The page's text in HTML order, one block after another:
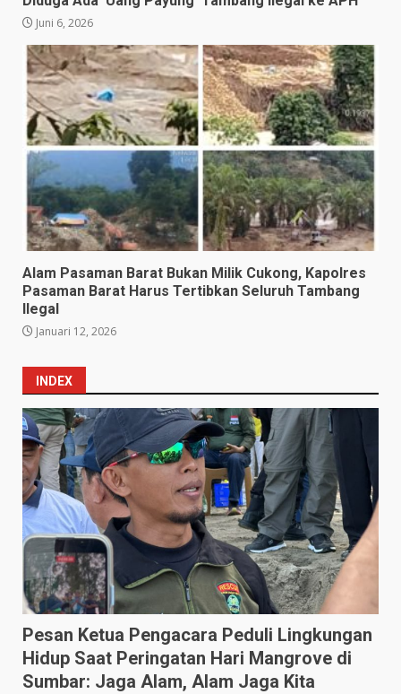
Juni 6, 2026
Alam Pasaman Barat Bukan Milik Cukong, Kapolres
Pasaman Barat Harus Tertibkan Seluruh Tambang
Ilegal
Januari 12, 2026
INDEX
Pesan Ketua Pengacara Peduli Lingkungan
Hidup Saat Peringatan Hari Mangrove di
Sumbar: Jaga Alam, Alam Jaga Kita